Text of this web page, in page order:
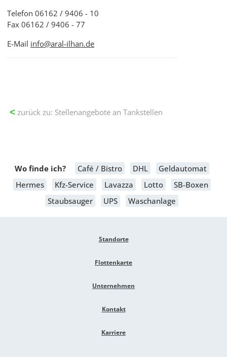
Telefon 06162 / 9406 - 10
Fax 06162 / 9406 - 77
E-Mail info@aral-ilhan.de
< zurück zu: Stellenangebote an Tankstellen
Wo finde ich? Café / Bistro DHL
Geldautomat
Hermes
Kfz-Service Lavazza Lotto
SB-Boxen
Staubsauger
UPS Waschanlage
Standorte
Flottenkarte
Unternehmen
Kontakt
Karriere